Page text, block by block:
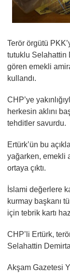
Terör örgütü
tutuklu Selahattin
gören emekli
kullandı.
CHP’ye
herkesin aklını
tehditler savurdu.
Ertürk’ün bu
yağarken, emekli
ortaya çıktı.
İslami değerlere
kurmay başkanı
için tebrik kartı
CHP’li Ertürk,
Selahattin
Akşam Gazetesi